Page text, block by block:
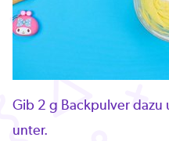
Gib 2 g Backpulver dazu
unter.